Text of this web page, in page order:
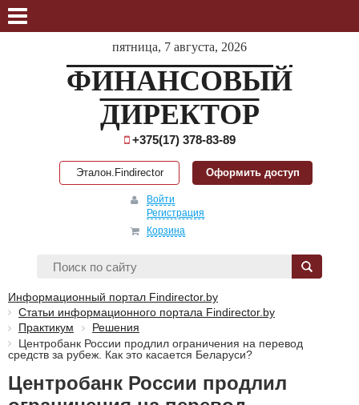
пятница, 7 августа, 2026
ФИНАНСОВЫЙ
ДИРЕКТОР
+375(17) 378-83-89
Эталон.Findirector Оформить доступ
Войти
Регистрация
Корзина
Информационный портал Findirector.by
Статьи информационного портала Findirector.by
Практикум
Решения
Центробанк России продлил ограничения на перевод
средств за рубеж. Как это касается Беларуси?
Центробанк России продлил